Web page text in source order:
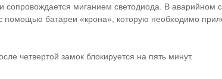
миганием светодиода. В аварийном
батареи «крона», которую необходимо
четвертой замок блокируется на пять минут.